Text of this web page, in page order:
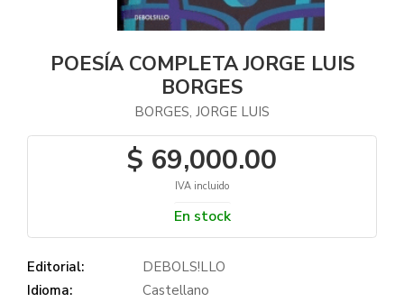
POESÍA COMPLETA JORGE LUIS
BORGES
BORGES, JORGE LUIS
$ 69,000.00
IVA incluido
En stock
Editorial:
DEBOLS!LLO
Idioma:
Castellano